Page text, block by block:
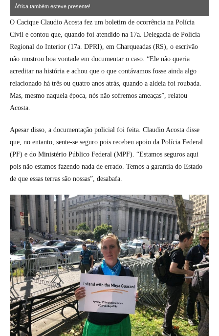
África também esteve presente!
O Cacique Claudio Acosta fez um boletim de ocorrência na Polícia
Civil e contou que, quando foi atendido na 17a. Delegacia de Polícia
Regional do Interior (17a. DPRI), em Charqueadas (RS), o escrivão
não mostrou boa vontade em documentar o caso. “Ele não queria
acreditar na história e achou que o que contávamos fosse ainda algo
relacionado há três ou quatro anos atrás, quando a aldeia foi roubada.
Mas, mesmo naquela época, nós não sofremos ameaças”, relatou
Acosta.
Apesar disso, a documentação policial foi feita. Claudio Acosta disse
que, no entanto, sente-se seguro pois recebeu apoio da Polícia Federal
(PF) e do Ministério Público Federal (MPF). “Estamos seguros aqui
pois não estamos fazendo nada de errado. Temos a garantia do Estado
de que essas terras são nossas”, desabafa.